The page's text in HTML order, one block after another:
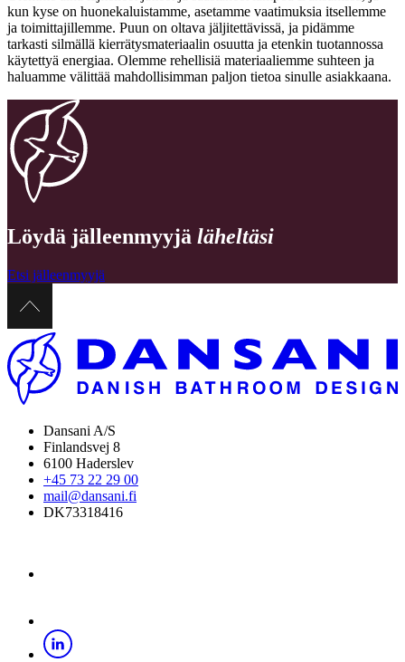
kun kyse on huonekaluistamme, asetamme vaatimuksia itsellemme
ja toimittajillemme. Puun on oltava jäljitettävissä, ja pidämme
tarkasti silmällä kierrätysmateriaalin osuutta ja etenkin tuotannossa
käytettyä energiaa. Olemme rehellisiä materiaaliemme suhteen ja
haluamme välittää mahdollisimman paljon tietoa sinulle asiakkaana.
Löydä jälleenmyyjä läheltäsi
Etsi jälleenmyyjä
Dansani A/S
Finlandsvej 8
6100 Haderslev
+45 73 22 29 00
mail@dansani.fi
DK73318416